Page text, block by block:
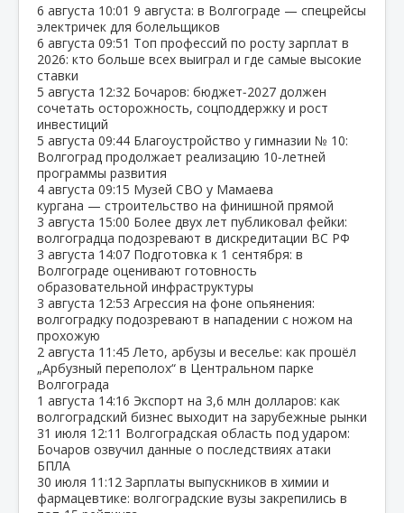
6 августа 10:01 9 августа: в Волгограде — спецрейсы
электричек для болельщиков
6 августа 09:51 Топ профессий по росту зарплат в
2026: кто больше всех выиграл и где самые высокие
ставки
5 августа 12:32 Бочаров: бюджет‑2027 должен
сочетать осторожность, соцподдержку и рост
инвестиций
5 августа 09:44 Благоустройство у гимназии № 10:
Волгоград продолжает реализацию 10‑летней
программы развития
4 августа 09:15 Музей СВО у Мамаева
кургана — строительство на финишной прямой
3 августа 15:00 Более двух лет публиковал фейки:
волгоградца подозревают в дискредитации ВС РФ
3 августа 14:07 Подготовка к 1 сентября: в
Волгограде оценивают готовность
образовательной инфраструктуры
3 августа 12:53 Агрессия на фоне опьянения:
волгоградку подозревают в нападении с ножом на
прохожую
2 августа 11:45 Лето, арбузы и веселье: как прошёл
„Арбузный переполох“ в Центральном парке
Волгограда
1 августа 14:16 Экспорт на 3,6 млн долларов: как
волгоградский бизнес выходит на зарубежные рынки
31 июля 12:11 Волгоградская область под ударом:
Бочаров озвучил данные о последствиях атаки
БПЛА
30 июля 11:12 Зарплаты выпускников в химии и
фармацевтике: волгоградские вузы закрепились в